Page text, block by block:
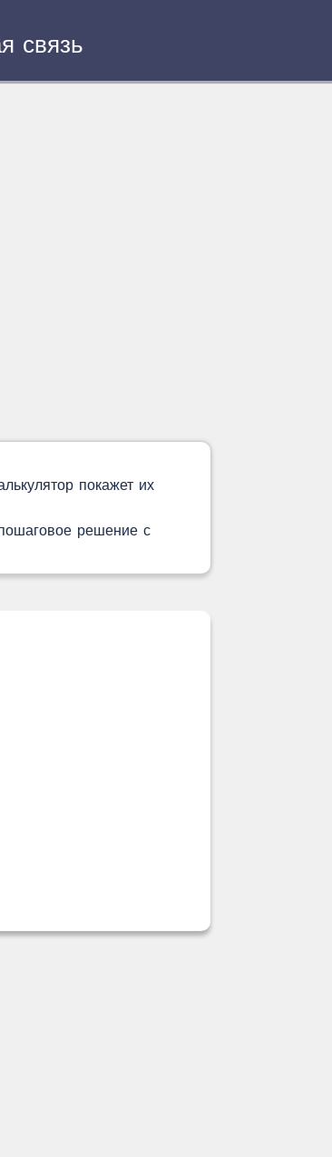
связь
покажет их
решение с